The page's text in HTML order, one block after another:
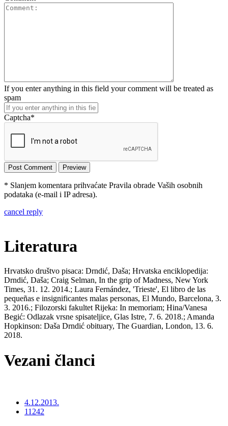
If you enter anything in this field your comment will be treated as
spam
Captcha*
* Slanjem komentara prihvaćate Pravila obrade Vaših osobnih
podataka (e-mail i IP adresa).
cancel reply
Literatura
Hrvatsko društvo pisaca: Drndić, Daša; Hrvatska enciklopedija:
Drndić, Daša; Craig Selman, In the grip of Madness, New York
Times, 31. 12. 2014.; Laura Fernández, 'Trieste', El libro de las
pequeñas e insignificantes malas personas, El Mundo, Barcelona, 3.
3. 2016.; Filozorski fakultet Rijeka: In memoriam; Hina/Vanesa
Begić: Odlazak vrsne spisateljice, Glas Istre, 7. 6. 2018.; Amanda
Hopkinson: Daša Drndić obituary, The Guardian, London, 13. 6.
2018.
Vezani članci
4.12.2013.
11242